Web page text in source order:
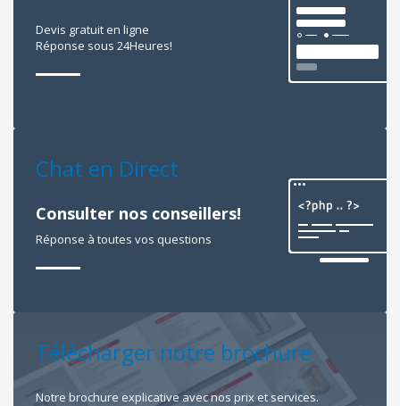
Devis gratuit en ligne
Réponse sous 24Heures!
Chat en Direct
Consulter nos conseillers!
Réponse à toutes vos questions
Télécharger notre brochure
Notre brochure explicative avec nos prix et services.